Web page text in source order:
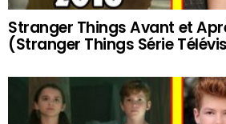
Stranger Things Avant et
(Stranger Things Série